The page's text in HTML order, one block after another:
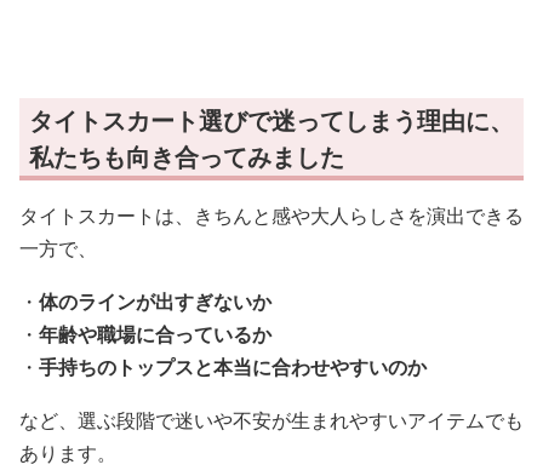
タイトスカート選びで迷ってしまう理由に、
私たちも向き合ってみました
タイトスカートは、きちんと感や大人らしさを演出できる
一方で、
・ 体のラインが出すぎないか
・ 年齢や職場に合っているか
・ 手持ちのトップスと本当に合わせやすいのか
など、選ぶ段階で迷いや不安が生まれやすいアイテムでも
あります。